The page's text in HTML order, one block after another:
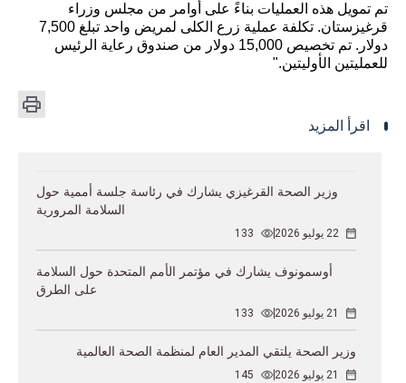
تم تمويل هذه العمليات بناءً على أوامر من مجلس وزراء
قرغيزستان. تكلفة عملية زرع الكلى لمريض واحد تبلغ 7,500
دولار. تم تخصيص 15,000 دولار من صندوق رعاية الرئيس
للعمليتين الأوليتين."
اقرأ المزيد
وزير الصحة القرغيزي يشارك في رئاسة جلسة أممية حول
السلامة المرورية
22 يوليو 2026 133
أوسمونوف يشارك في مؤتمر الأمم المتحدة حول السلامة
على الطرق
21 يوليو 2026 133
وزير الصحة يلتقي المدير العام لمنظمة الصحة العالمية
21 يوليو 2026 145